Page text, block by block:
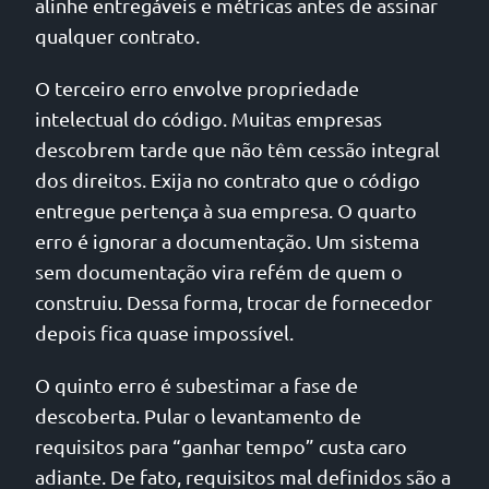
alinhe entregáveis e métricas antes de assinar
qualquer contrato.
O terceiro erro envolve propriedade
intelectual do código. Muitas empresas
descobrem tarde que não têm cessão integral
dos direitos. Exija no contrato que o código
entregue pertença à sua empresa. O quarto
erro é ignorar a documentação. Um sistema
sem documentação vira refém de quem o
construiu. Dessa forma, trocar de fornecedor
depois fica quase impossível.
O quinto erro é subestimar a fase de
descoberta. Pular o levantamento de
requisitos para “ganhar tempo” custa caro
adiante. De fato, requisitos mal definidos são a